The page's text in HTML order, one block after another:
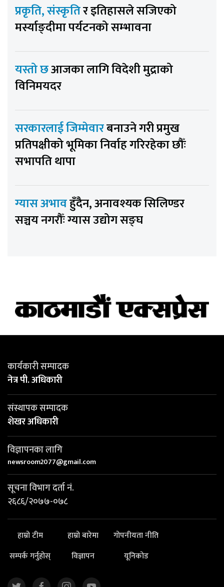
प्रकृति, संस्कृतिर इतिहासले सजिएको
मर्स्याङ्दीमा पर्यटनको सम्भावना
यस्तो छआजका लागि विदेशी मुद्राको
विनिमयदर
सरकारलाई जिम्मेवारबनाउने गरी प्रमुख
प्रतिपक्षीको भूमिका निर्वाह गरिरहेका छौँः
सभापति थापा
ग्यास अभावहुँदैन, अनावश्यक सिलिण्डर
सञ्चय नगरौँः ग्यास उद्योग सङ्घ
कार्यकारी सम्पादक
नेत्र पी. अधिकारी
संस्थापक सम्पादक
शेखर अधिकारी
विज्ञापनका लागि
newsroom2077@gmail.com
सूचना विभाग दर्ता नं.
२६८६/२०७७-०७८
हाम्रो टीम हाम्रो बारेमा
गोपनीयता नीति
सम्पर्क गर्नुहोस्
विज्ञापन यूनिकोड